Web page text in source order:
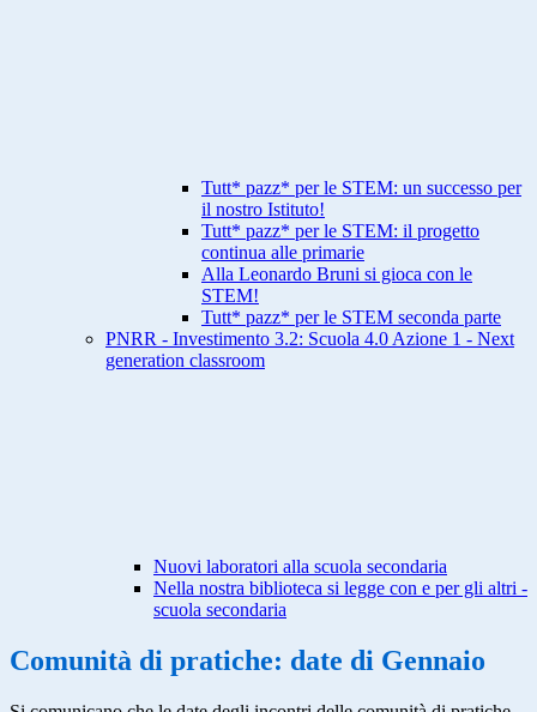
Tutt* pazz* per le STEM: un successo per
il nostro Istituto!
Tutt* pazz* per le STEM: il progetto
continua alle primarie
Alla Leonardo Bruni si gioca con le
STEM!
Tutt* pazz* per le STEM seconda parte
PNRR - Investimento 3.2: Scuola 4.0 Azione 1 - Next
generation classroom
Nuovi laboratori alla scuola secondaria
Nella nostra biblioteca si legge con e per gli altri -
scuola secondaria
Comunità di pratiche: date di Gennaio